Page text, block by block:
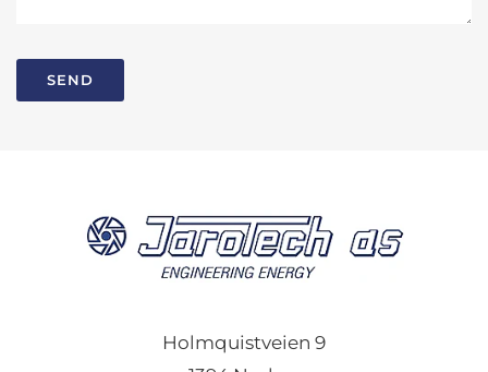
Holmquistveien 9